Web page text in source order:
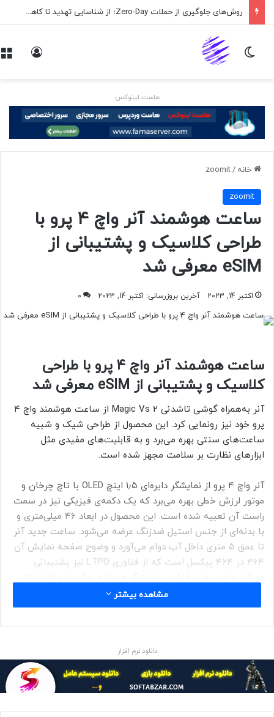
روش‌های جلوگیری از حملات Zero-Day؛ از شناسایی تهدید تا کاهش ریسک
تغییر پوسته
هاست لینوکس
خانه /
zoomit
zoomit
ساعت هوشمند آنر واچ ۴ پرو با
طراحی کلاسیک و پشتیبانی از
eSIM معرفی شد
اکتبر 14, 2023 آخرین بروزرسانی: اکتبر 14, 2023 0
ساعت هوشمند آنر واچ ۴ پرو با طراحی
کلاسیک و پشتیبانی از eSIM معرفی شد
آنر به‌همراه گوشی تاشدنی Magic Vs 2 از ساعت هوشمند واچ ۴
پرو خود نیز رونمایی کرد. این محصول از طراحی شیک و شبیه
ساعت‌های سنتی بهره می‌برد و به قابلیت‌های مفیدی مثل
ابزارهای نظارت بر سلامت مجهز شده است.
آنر واچ ۴ پرو از نمایشگر دایره‌ای ۱٫۵ اینچ OLED با تاچ چرخان و
موتور لرزش خطی بهره می‌برد که یک دکمه‌ی فیزیکی نیز در سمت
راست آن تعبیه شده است. این محصول در ابعاد ۴۶ میلی‌متری و
با بدنه‌ای از جنس استیل ضدزنگ عرضه می‌شود. ساعت جدید آنر
تا عمق ۵ متری داخل آب دوام می‌آورد و وضوح صفحه نمایش آن
۴۶۴ در ۴۶۴ پیکسل است که از فناوری LTPO نیز پشتیبانی
منبع : زومیت
مشاهده بیشتر
دانلود نرم افزار